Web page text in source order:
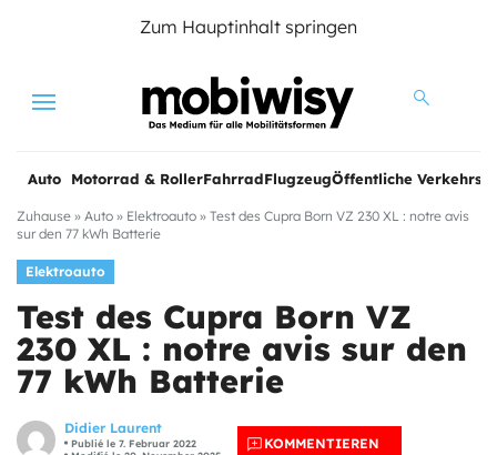
Zum Hauptinhalt springen
Menu
Auto Motorrad & RollerFahrradFlugzeugÖffentliche
Zuhause » Auto » Elektroauto » Test des Cupra Born VZ 230 XL : notre avis
sur den 77 kWh Batterie
Elektroauto
Test des Cupra Born VZ
230 XL : notre avis sur den
77 kWh Batterie
Didier Laurent
Publié le 7. Februar 2022
KOMMENTIEREN